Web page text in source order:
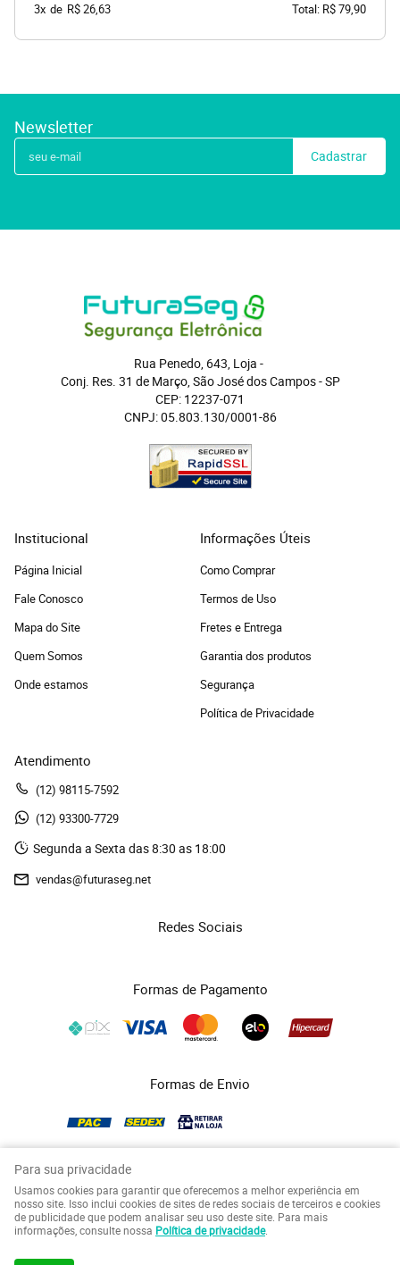
3x de R$ 26,63 Total: R$ 79,90
Newsletter
Cadastrar
Rua Penedo, 643, Loja -
Conj. Res. 31 de Março, São José dos Campos - SP
CEP: 12237-071
CNPJ: 05.803.130/0001-86
Institucional
Página Inicial
Fale Conosco
Mapa do Site
Quem Somos
Onde estamos
Informações Úteis
Como Comprar
Termos de Uso
Fretes e Entrega
Garantia dos produtos
Segurança
Política de Privacidade
Atendimento
(12) 98115-7592
(12) 93300-7729
Segunda a Sexta das 8:30 as 18:00
vendas@futuraseg.net
Redes Sociais
Formas de Pagamento
Formas de Envio
COPYRIGHT FUTURASEG - 2026 - TODOS OS DIREITOS RESERVADOS.
LOJA VIRTUAL CRIADA POR
Para sua privacidade
Usamos cookies para garantir que oferecemos a melhor experiência em
nosso site. Isso inclui cookies de sites de redes sociais de terceiros e cookies
de publicidade que podem analisar seu uso deste site. Para mais
informações, consulte nossa Política de privacidade.